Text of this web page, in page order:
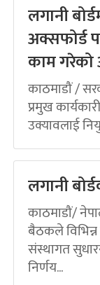
लगानी
अक्सफोर्ड
काम
काठमाडौं /
प्रमुख
उक्यावलाई
लगानी
काठमाडौं/
बैठकले
संस्थागत
निर्णय...